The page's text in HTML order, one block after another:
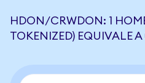
HDON/CRWDON: 1
TOKENIZED) EQUIVALE